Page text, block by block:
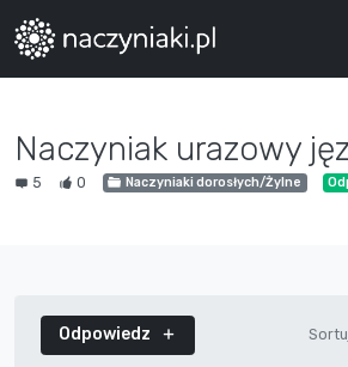
Naczyniak urazowy
5 0 Naczyniaki dorosłych/Żylne
Odpowiedz